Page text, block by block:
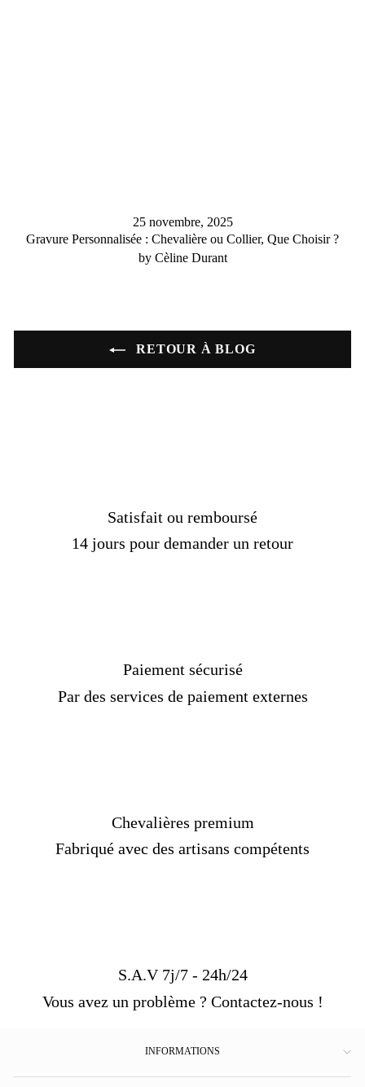
25 novembre, 2025
Gravure Personnalisée : Chevalière ou Collier, Que Choisir ?
by Cèline Durant
RETOUR À BLOG
Satisfait ou remboursé
14 jours pour demander un retour
Paiement sécurisé
Par des services de paiement externes
Chevalières premium
Fabriqué avec des artisans compétents
S.A.V 7j/7 - 24h/24
Vous avez un problème ? Contactez-nous !
INFORMATIONS